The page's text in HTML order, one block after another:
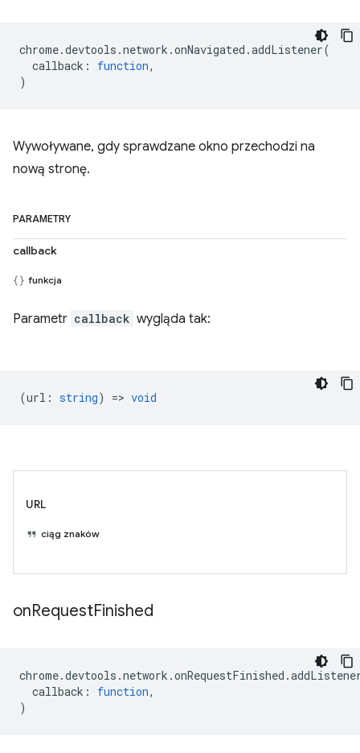
chrome.devtools .network .onNavigated .addListener(
callback : function,
)
Wywoływane, gdy sprawdzane okno przechodzi na
nową stronę.
PARAMETRY
callback
funkcja
Parametr callback wygląda tak:
(url : string) => void
URL
ciąg znaków
onRequestFinished
chrome.devtools .network .onRequestFinished .
callback : function,
)